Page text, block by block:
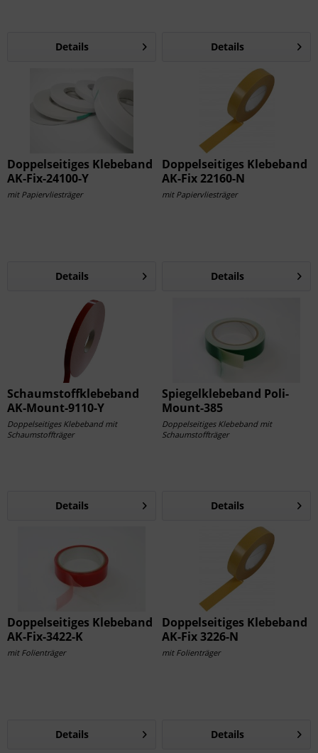
Details Details
Doppelseitiges Klebeband
AK-Fix-24100-Y
mit Papiervliesträger
Details
Doppelseitiges Klebeband
AK-Fix 22160-N
mit Papiervliesträger
Details
Schaumstoffklebeband
AK-Mount-9110-Y
Doppelseitiges Klebeband mit
Schaumstoffträger
Details
Spiegelklebeband Poli-
Mount-385
Doppelseitiges Klebeband mit
Schaumstoffträger
Details
Doppelseitiges Klebeband
AK-Fix-3422-K
mit Folienträger
Details
Doppelseitiges Klebeband
AK-Fix 3226-N
mit Folienträger
Details